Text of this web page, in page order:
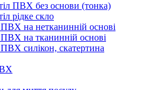
ПВХ без основи (тонка)
рідке скло
ПВХ на нетканинній основі
ПВХ на тканинній основі
ПВХ силікон, скатертина